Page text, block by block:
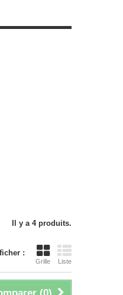
Il y a 4 produits.
:
Grille Liste